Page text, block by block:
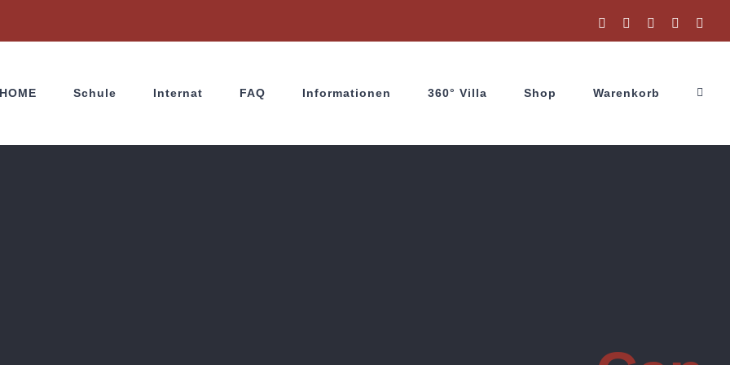
FacebookInstagram YouTube
HOME Schule Internat FAQ Informationen 360° Villa Shop Warenkorb